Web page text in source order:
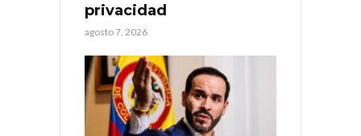
privacidad
agosto 7, 2026